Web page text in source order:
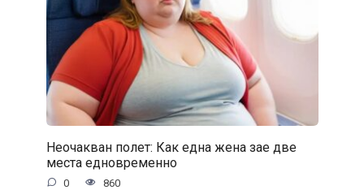
Неочакван полет: Как една жена зае две
места едновременно
0 860